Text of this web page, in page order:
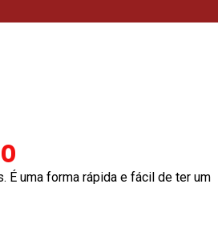
É uma forma rápida e fácil de ter um